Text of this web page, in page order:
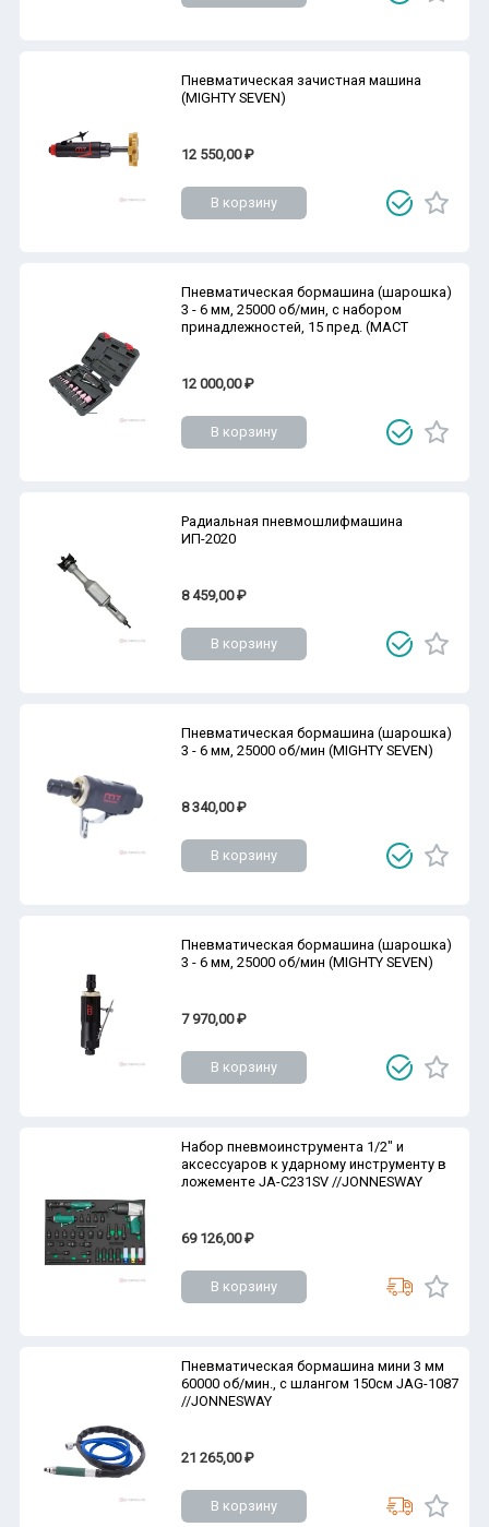
Пневматическая зачистная машина
(MIGHTY SEVEN)
12 550,00 ₽
В корзину
Пневматическая бормашина (шарошка)
3 - 6 мм, 25000 об/мин, с набором
принадлежностей, 15 пред. (МАСТ
12 000,00 ₽
В корзину
Радиальная пневмошлифмашина
ИП-2020
8 459,00 ₽
В корзину
Пневматическая бормашина (шарошка)
3 - 6 мм, 25000 об/мин (MIGHTY SEVEN)
8 340,00 ₽
В корзину
Пневматическая бормашина (шарошка)
3 - 6 мм, 25000 об/мин (MIGHTY SEVEN)
7 970,00 ₽
В корзину
Набор пневмоинструмента 1/2" и
аксессуаров к ударному инструменту в
ложементе JA-C231SV //JONNESWAY
69 126,00 ₽
В корзину
Пневматическая бормашина мини 3 мм
60000 об/мин., с шлангом 150см JAG-1087
//JONNESWAY
21 265,00 ₽
В корзину